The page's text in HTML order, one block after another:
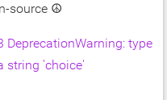
source ☮
DeprecationWarning: type
string 'choice'